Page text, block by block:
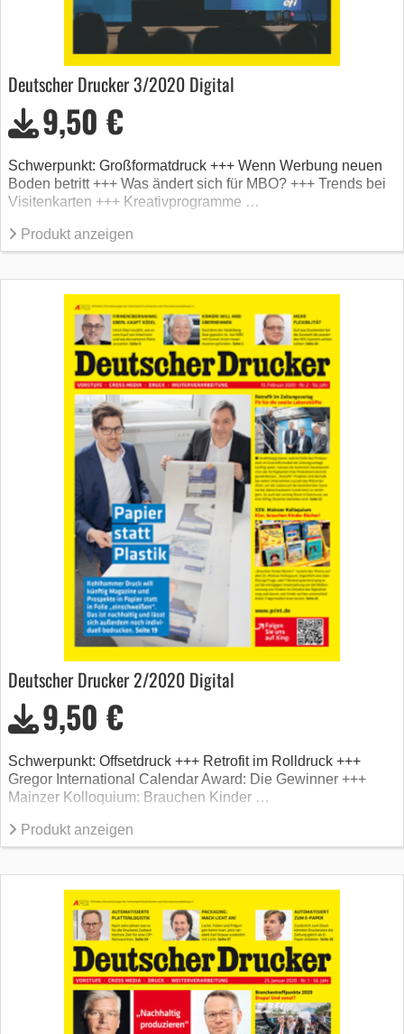
Deutscher Drucker 3/2020 Digital
9,50 €
Schwerpunkt: Großformatdruck +++ Wenn Werbung neuen
Boden betritt +++ Was ändert sich für MBO? +++ Trends bei
Visitenkarten +++ Kreativprogramme …
Produkt anzeigen
Deutscher Drucker 2/2020 Digital
9,50 €
Schwerpunkt: Offsetdruck +++ Retrofit im Rolldruck +++
Gregor International Calendar Award: Die Gewinner +++
Mainzer Kolloquium: Brauchen Kinder …
Produkt anzeigen